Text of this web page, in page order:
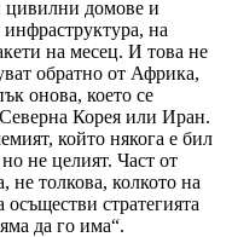
цивилни домове и
на
на месец. И това не
обратно от Африка,
онова, което се
Корея или Иран.
който някога е бил
не целият. Част от
не толкова, колкото на
стратегията
да го има“.